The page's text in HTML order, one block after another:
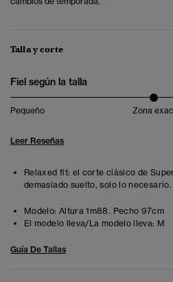
Talla y corte
Fiel según la talla
Pequeño Zona
Leer Reseñas
Relaxed fit: el corte clásico de
demasiado suelto, solo lo
Modelo: Altura 1m88. Pecho 97cm
El modelo lleva/La modelo lleva: M
Guía De Tallas